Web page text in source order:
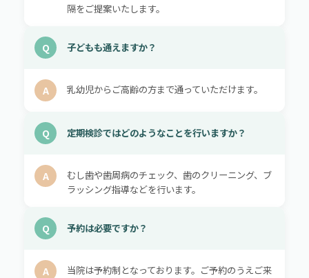
隔をご提案いたします。
Q 子どもも通えますか？
A 乳幼児からご高齢の方まで通っていただけます。
Q 定期検診ではどのようなことを行いますか？
A
むし歯や歯周病のチェック、歯のクリーニング、ブ
ラッシング指導などを行います。
Q 予約は必要ですか？
A 当院は予約制となっております。ご予約のうえご来